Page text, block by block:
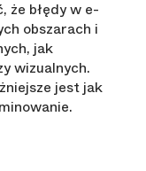
że błędy w e-
obszarach i
jak
wizualnych.
jest jak